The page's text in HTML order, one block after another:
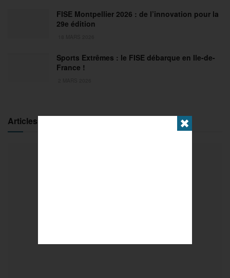
FISE Montpellier 2026 : de l’innovation pour la
29e édition
Sports Extrêmes : le FISE débarque en Ile-de-
France !
Articles populaires ✖